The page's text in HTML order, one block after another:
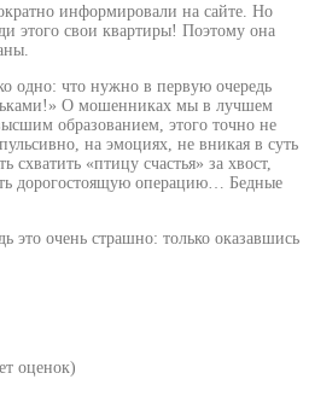
информировали на сайте. Но
этого свои квартиры! Поэтому она
одно: что нужно в первую очередь
О мошенниках мы в лучшем
образованием, этого точно не
на эмоциях, не вникая в суть
«птицу счастья» за хвост,
дорогостоящую операцию… Бедные
очень страшно: только оказавшись
оценок)